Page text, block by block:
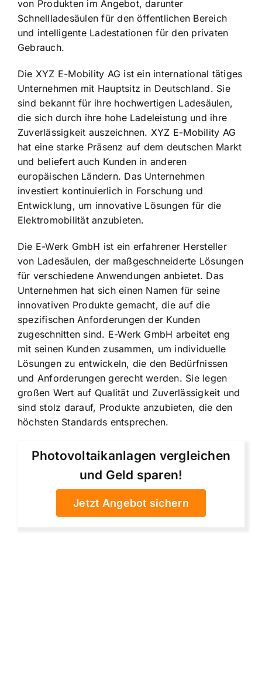
von Produkten im Angebot, darunter
Schnellladesäulen für den öffentlichen Bereich
und intelligente Ladestationen für den privaten
Gebrauch.
Die XYZ E-Mobility AG ist ein international tätiges
Unternehmen mit Hauptsitz in Deutschland. Sie
sind bekannt für ihre hochwertigen Ladesäulen,
die sich durch ihre hohe Ladeleistung und ihre
Zuverlässigkeit auszeichnen. XYZ E-Mobility AG
hat eine starke Präsenz auf dem deutschen Markt
und beliefert auch Kunden in anderen
europäischen Ländern. Das Unternehmen
investiert kontinuierlich in Forschung und
Entwicklung, um innovative Lösungen für die
Elektromobilität anzubieten.
Die E-Werk GmbH ist ein erfahrener Hersteller
von Ladesäulen, der maßgeschneiderte Lösungen
für verschiedene Anwendungen anbietet. Das
Unternehmen hat sich einen Namen für seine
innovativen Produkte gemacht, die auf die
spezifischen Anforderungen der Kunden
zugeschnitten sind. E-Werk GmbH arbeitet eng
mit seinen Kunden zusammen, um individuelle
Lösungen zu entwickeln, die den Bedürfnissen
und Anforderungen gerecht werden. Sie legen
großen Wert auf Qualität und Zuverlässigkeit und
sind stolz darauf, Produkte anzubieten, die den
höchsten Standards entsprechen.
Photovoltaikanlagen vergleichen
und Geld sparen!
Jetzt Angebot sichern